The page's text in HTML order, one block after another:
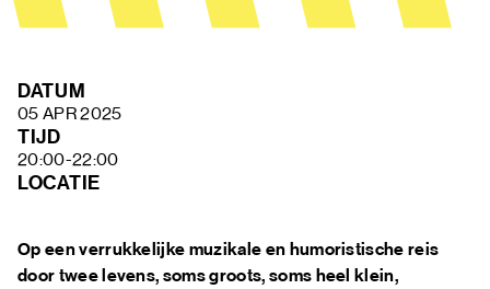
DATUM
05 APR 2025
TIJD
20:00-22:00
LOCATIE
Op een verrukkelijke muzikale en humoristische reis
door twee levens, soms groots, soms heel klein,